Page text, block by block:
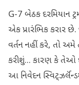
G-7 બેઠક દરમિયાન
એક પ્રારંભિક કરાર
વર્તન નહીં કરે, તો અમે
કરીશું... કારણ કે તેઓ
આ નિવેદન